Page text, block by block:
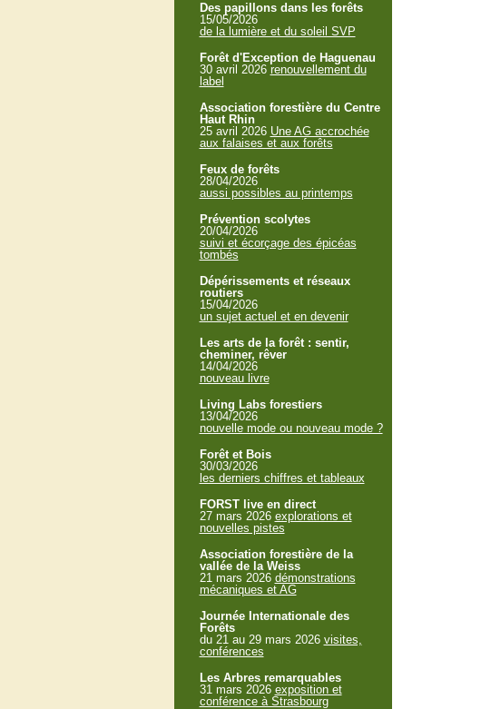
Des papillons dans les forêts
15/05/2026
de la lumière et du soleil SVP
Forêt d'Exception de Haguenau
30 avril 2026 renouvellement du
label
Association forestière du Centre
Haut Rhin
25 avril 2026 Une AG accrochée
aux falaises et aux forêts
Feux de forêts
28/04/2026
aussi possibles au printemps
Prévention scolytes
20/04/2026
suivi et écorçage des épicéas
tombés
Dépérissements et réseaux
routiers
15/04/2026
un sujet actuel et en devenir
Les arts de la forêt : sentir,
cheminer, rêver
14/04/2026
nouveau livre
Living Labs forestiers
13/04/2026
nouvelle mode ou nouveau mode ?
Forêt et Bois
30/03/2026
les derniers chiffres et tableaux
FORST live en direct
27 mars 2026 explorations et
nouvelles pistes
Association forestière de la
vallée de la Weiss
21 mars 2026 démonstrations
mécaniques et AG
Journée Internationale des
Forêts
du 21 au 29 mars 2026 visites,
conférences
Les Arbres remarquables
31 mars 2026 exposition et
conférence à Strasbourg